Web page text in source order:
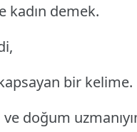
kadın demek.
bir kelime.
ve doğum